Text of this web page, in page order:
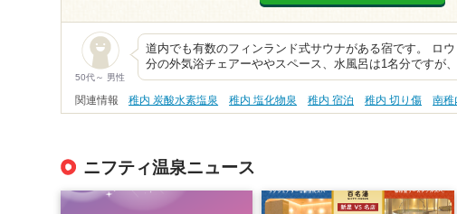
50代～ 男性
道内でも有数のフィンランド式サウナがある宿です。 ロ
分の外気浴チェアーややスペース、水風呂は1名分ですが
関連情報 稚内 炭酸水素塩泉 稚内 塩化物泉 稚内 宿泊 稚内 切り傷 南稚
ニフティ温泉ニュース